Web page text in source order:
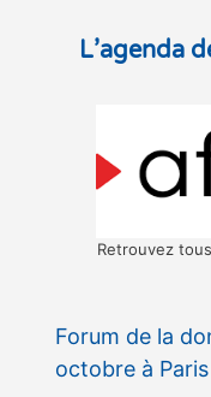
L’agenda
Retrouvez
Forum de la
octobre à Paris